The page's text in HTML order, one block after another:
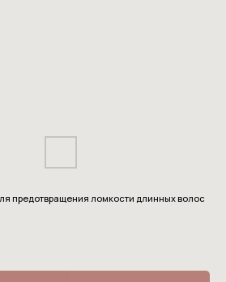
предотвращения ломкости длинных волос